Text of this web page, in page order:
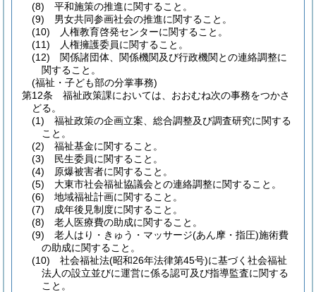
(8)
平和施策の推進に関すること。
(9)
男女共同参画社会の推進に関すること。
(10)
人権教育啓発センターに関すること。
(11)
人権擁護委員に関すること。
(12)
関係諸団体、関係機関及び行政機関との連絡調整に
関すること。
(福祉・子ども部の分掌事務)
第12条
福祉政策課においては、おおむね次の事務をつかさ
どる。
(1)
福祉政策の企画立案、総合調整及び調査研究に関する
こと。
(2)
福祉基金に関すること。
(3)
民生委員に関すること。
(4)
原爆被害者に関すること。
(5)
大東市社会福祉協議会との連絡調整に関すること。
(6)
地域福祉計画に関すること。
(7)
成年後見制度に関すること。
(8)
老人医療費の助成に関すること。
(9)
老人はり・きゅう・マッサージ(あん摩・指圧)施術費
の助成に関すること。
(10)
社会福祉法(昭和26年法律第45号)に基づく社会福祉
法人の設立並びに運営に係る認可及び指導監査に関する
こと。